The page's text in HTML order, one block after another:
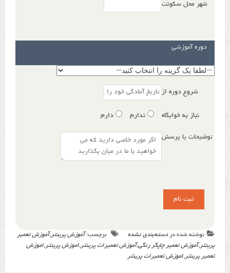
شهر محل سکونت
دوره آموزشی
شروع دوره از
نیاز به خوابگاه ندارم دارم
توضیحات یا پرسش
نوشته شده دردسته‌بندی نشده برچسب:آموزش پرینتر,آموزش تعمیر
پرینتر,آموزش تعمیر چاپگر رنگی,آموزش تعمیرات پرینتر,اموزش پرینتر,اموزش
تعمیر پرینتر,اموزش تعمیرات پرینتر